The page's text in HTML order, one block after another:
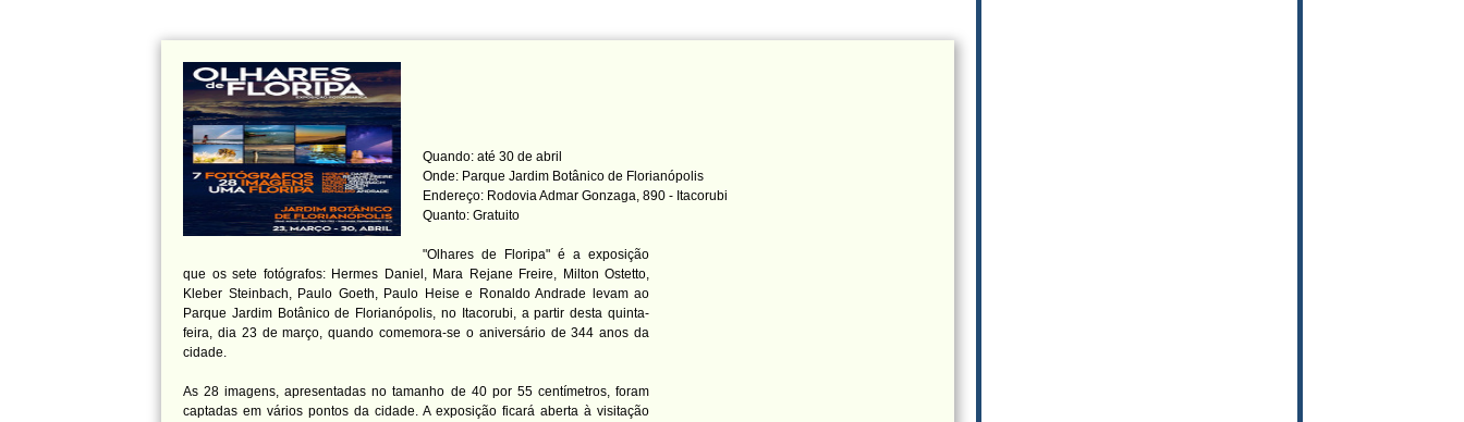
Quando: até 30 de abril
Onde: Parque Jardim Botânico de Florianópolis
Endereço: Rodovia Admar Gonzaga, 890 - Itacorubi
Quanto: Gratuito
"Olhares de Floripa" é a exposição
que os sete fotógrafos: Hermes Daniel, Mara Rejane Freire, Milton Ostetto,
Kleber Steinbach, Paulo Goeth, Paulo Heise e Ronaldo Andrade levam ao
Parque Jardim Botânico de Florianópolis, no Itacorubi, a partir desta quinta-
feira, dia 23 de março, quando comemora-se o aniversário de 344 anos da
cidade.
As 28 imagens, apresentadas no tamanho de 40 por 55 centímetros, foram
captadas em vários pontos da cidade. A exposição ficará aberta à visitação